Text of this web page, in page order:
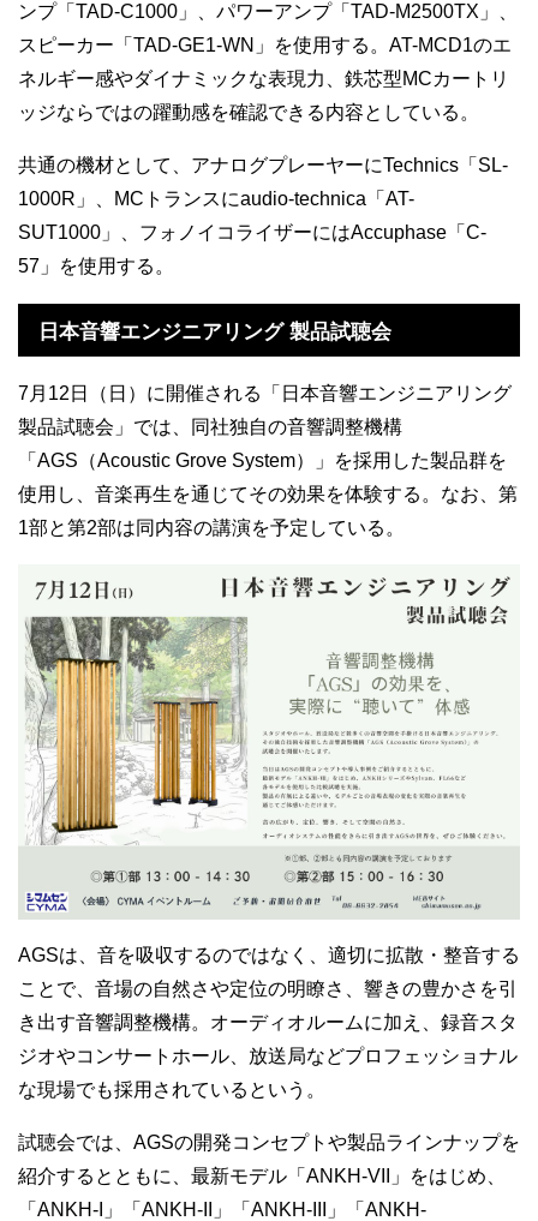
ンプ「TAD-C1000」、パワーアンプ「TAD-M2500TX」、
スピーカー「TAD-GE1-WN」を使用する。AT-MCD1のエ
ネルギー感やダイナミックな表現力、鉄芯型MCカートリ
ッジならではの躍動感を確認できる内容としている。
共通の機材として、アナログプレーヤーにTechnics「SL-
1000R」、MCトランスにaudio-technica「AT-
SUT1000」、フォノイコライザーにはAccuphase「C-
57」を使用する。
日本音響エンジニアリング 製品試聴会
7月12日（日）に開催される「日本音響エンジニアリング
製品試聴会」では、同社独自の音響調整機構
「AGS（Acoustic Grove System）」を採用した製品群を
使用し、音楽再生を通じてその効果を体験する。なお、第
1部と第2部は同内容の講演を予定している。
AGSは、音を吸収するのではなく、適切に拡散・整音する
ことで、音場の自然さや定位の明瞭さ、響きの豊かさを引
き出す音響調整機構。オーディオルームに加え、録音スタ
ジオやコンサートホール、放送局などプロフェッショナル
な現場でも採用されているという。
試聴会では、AGSの開発コンセプトや製品ラインナップを
紹介するとともに、最新モデル「ANKH-VII」をはじめ、
「ANKH-I」「ANKH-II」「ANKH-III」「ANKH-